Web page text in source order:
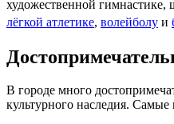
художественной гимнастике,
лёгкой атлетике, волейболу и
В городе много
культурного наследия.